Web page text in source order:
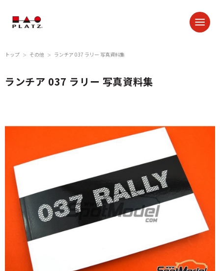
トップ ＞ その他 ＞ ランチア 037 ラリー 写真資料集
ランチア 037 ラリー 写真資料集